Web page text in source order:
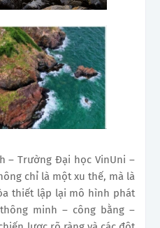
– Trường Đại học VinUni –
chỉ là một xu thế, mà là
thiết lập lại mô hình phát
minh – công bằng –